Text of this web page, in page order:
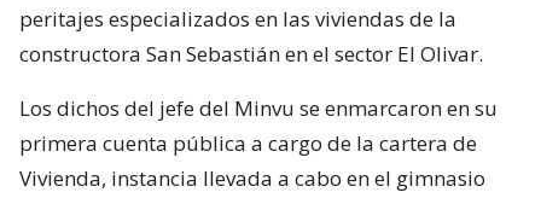
peritajes especializados en las viviendas de la
constructora San Sebastián en el sector El Olivar.
Los dichos del jefe del Minvu se enmarcaron en su
primera cuenta pública a cargo de la cartera de
Vivienda, instancia llevada a cabo en el gimnasio